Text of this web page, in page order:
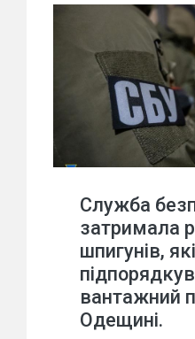
Служба
затримала
шпигунів,
вантажний
Одещині.